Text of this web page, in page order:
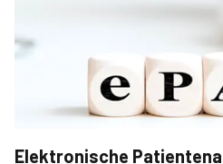
Elektronische